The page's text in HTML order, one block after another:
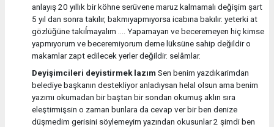
anlayış 20 yıllık bir köhne serüvene maruz kalmamalı değişim şart
5 yıl dan sonra takılır, bakmıyapmıyorsa icabına bakılır. yeterki at
gözlüğüne takıĺmayalım .... Yapamayan ve beceremeyen hiç kimse
yapmıyorum ve beceremiyorum deme lüksüne sahip değildir o
makamlar zapt edilecek yerler değildir. selâmlar.
Deyişimcileri deyistirmek lazım Sen benim yazdıkarimdan
belediye başkanın destekliyor anladıysan helal olsun ama benim
yazımı okumadan bir baştan bir sondan okumuş aklın sıra
eleştirmişsin o zaman bunlara da cevap ver bir ben denize
düşmedim gerisini söylemeyim yazından okusunlar 2 şimdi ben